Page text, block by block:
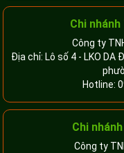
Chi
Công ty
Địa chỉ: Lô số 4 - LKO DA
Hotline:
Chi
Công ty